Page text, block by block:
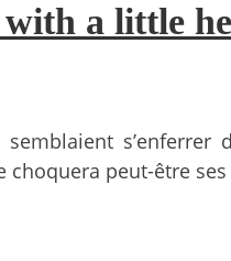
with a little
peut-être